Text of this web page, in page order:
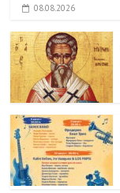
08.08.2026